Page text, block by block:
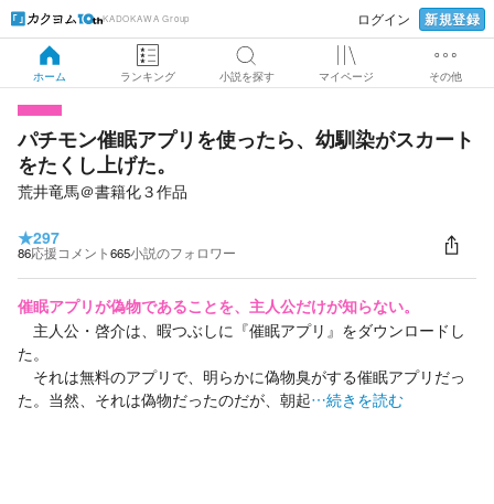
KADOKAWA Group ログイン 新規登録
ホーム ランキング 小説を探す マイページ その他
パチモン催眠アプリを使ったら、幼馴染がスカート
をたくし上げた。
荒井竜馬＠書籍化３作品
★297
86応援コメント665小説のフォロワー
催眠アプリが偽物であることを、主人公だけが知らない。
主人公・啓介は、暇つぶしに『催眠アプリ』をダウンロードし
た。
それは無料のアプリで、明らかに偽物臭がする催眠アプリだっ
た。当然、それは偽物だったのだが、朝起…続きを読む